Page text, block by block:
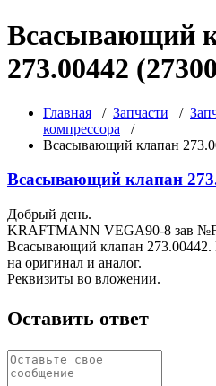
Всасывающий
273.00442
Главная / Запчасти /
компрессора /
Всасывающий клапан
Всасывающий клапан
Добрый день.
KRAFTMANN VEGA90-8 зав
Всасывающий клапан
на оригинал и аналог.
Реквизиты во вложении.
Оставить ответ